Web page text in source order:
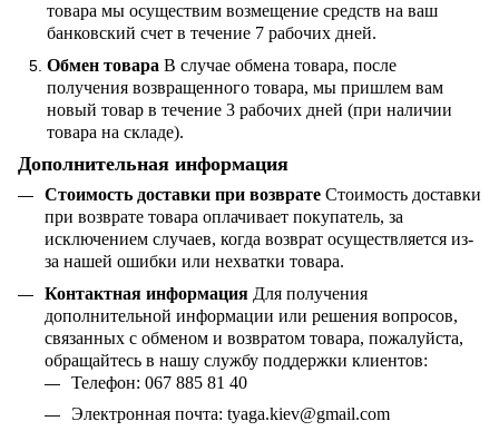
товара мы осуществим возмещение средств на ваш
банковский счет в течение 7 рабочих дней.
Обмен товара В случае обмена товара, после
получения возвращенного товара, мы пришлем вам
новый товар в течение 3 рабочих дней (при наличии
товара на складе).
Дополнительная информация
Стоимость доставки при возврате Стоимость доставки
при возврате товара оплачивает покупатель, за
исключением случаев, когда возврат осуществляется из-
за нашей ошибки или нехватки товара.
Контактная информация Для получения
дополнительной информации или решения вопросов,
связанных с обменом и возвратом товара, пожалуйста,
обращайтесь в нашу службу поддержки клиентов:
Телефон: 067 885 81 40
Электронная почта: tyaga.kiev@gmail.com